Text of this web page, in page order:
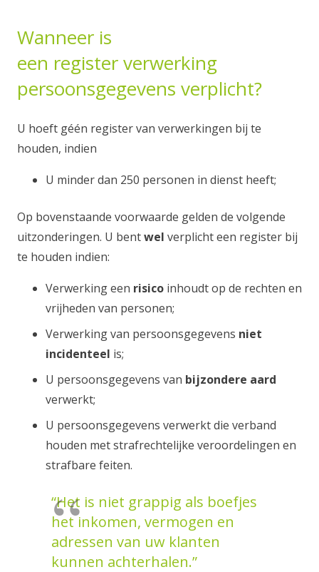
Wanneer is
een register verwerking
persoonsgegevens verplicht?
U hoeft géén register van verwerkingen bij te
houden, indien
U minder dan 250 personen in dienst heeft;
Op bovenstaande voorwaarde gelden de volgende
uitzonderingen. U bentwel verplicht een register bij
te houden indien:
Verwerking een risico inhoudt op de rechten en
vrijheden van personen;
Verwerking van persoonsgegevens niet
incidenteel is;
U persoonsgegevens van bijzondere aard
verwerkt;
U persoonsgegevens verwerkt die verband
houden met strafrechtelijke veroordelingen en
strafbare feiten.
“Het is niet grappig als boefjes
het inkomen, vermogen en
adressen van uw klanten
kunnen achterhalen.”